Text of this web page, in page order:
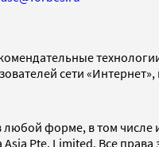
сети
любой форме, в том
Pte. Limited. Все